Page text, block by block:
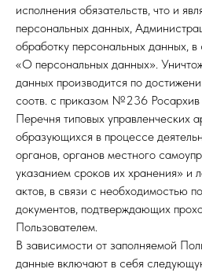
исполнения обязательств, что и
персональных данных,
обработку персональных данных,
«О персональных данных».
данных производится по
соотв. с приказом №236
Перечня типовых управленческих
образующихся в процессе
органов, органов местного
указанием сроков их хранения» и
актов, в связи с необходимостью
документов, подтверждающих
Пользователем.
В зависимости от заполняемой
данные включают в себя